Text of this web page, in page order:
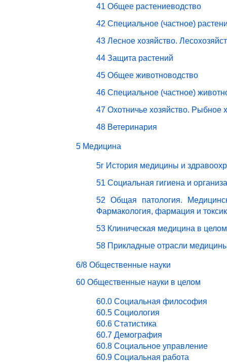
41 Общее растениеводство
42 Специальное (частное)
43 Лесное хозяйство.
44 Защита растений
45 Общее животноводство
46 Специальное (частное)
47 Охотничье хозяйство. Рыбное
48 Ветеринария
5 Медицина
5г История медицины и
51 Социальная гигиена и
52 Общая патология.
Фармакология, фармация и
53 Клиническая медицина в целом
58 Прикладные отрасли
6/8 Общественные науки
60 Общественные науки в целом
60.0 Социальная философия
60.5 Социология
60.6 Статистика
60.7 Демография
60.8 Социальное управление
60.9 Социальная работа